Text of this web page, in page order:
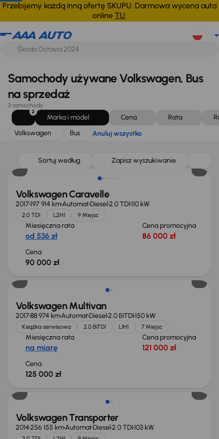
Przebijemy każdą inną ofertę SKUPU. Darmowa wycena auta
online TU.
Volkswagen Bus Anuluj wszystko
Samochody używane Volkswagen, Bus
na sprzedaż
3 samochody
2
Marka i model Cena Rata
Volkswagen
Bus Anuluj wszystko
Sortuj według Zapisz wyszukiwanie
Volkswagen Caravelle
2017197 914 kmAutomatDiesel2.0 TDI110 kW
2.0 TDI L2H1 9 Miejsc
Miesięczna rata
od 536 zł
Cena promocyjna
86 000 zł
Cena
90 000 zł
Volkswagen Multivan
201788 974 kmAutomatDiesel2.0 BiTDI150 kW
Książka serwisowa 2.0 BiTDI L1H1 7 Miejsc
Miesięczna rata
na miarę
Cena promocyjna
121 000 zł
Cena
125 000 zł
Volkswagen Transporter
2014256 155 kmAutomatDiesel2.0 TDI103 kW